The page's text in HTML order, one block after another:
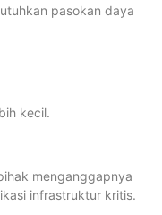
pasokan daya
kecil.
menganggapnya
infrastruktur kritis.